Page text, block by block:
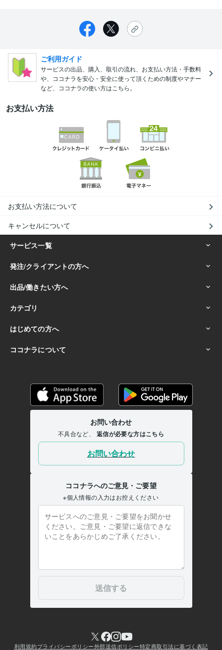
ご利用ガイド
サービスの出品、購入、取引の流れ、お支払い方法・手数料
や、ココナラを安心・安全に使って頂くための制度やマナー
など、ココナラの使い方はこちら。
お支払い方法
お支払い方法について
キャンセルについて